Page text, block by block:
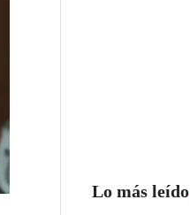
Lo más leído